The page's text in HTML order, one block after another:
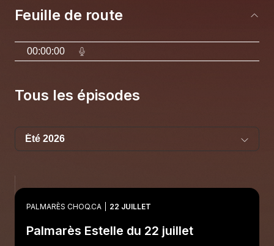
Feuille de route
00:00:00
Tous les épisodes
PALMARÈS CHOQ.CA 22 JUILLET
Palmarès Estelle du 22 juillet